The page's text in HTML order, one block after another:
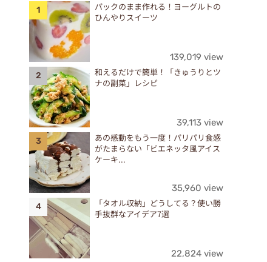
パックのまま作れる！ヨーグルトの
ひんやりスイーツ
139,019 view
和えるだけで簡単！「きゅうりとツ
ナの副菜」レシピ
39,113 view
あの感動をもう一度！パリパリ食感
がたまらない「ビエネッタ風アイス
ケーキ...
35,960 view
「タオル収納」どうしてる？使い勝
手抜群なアイデア7選
22,824 view